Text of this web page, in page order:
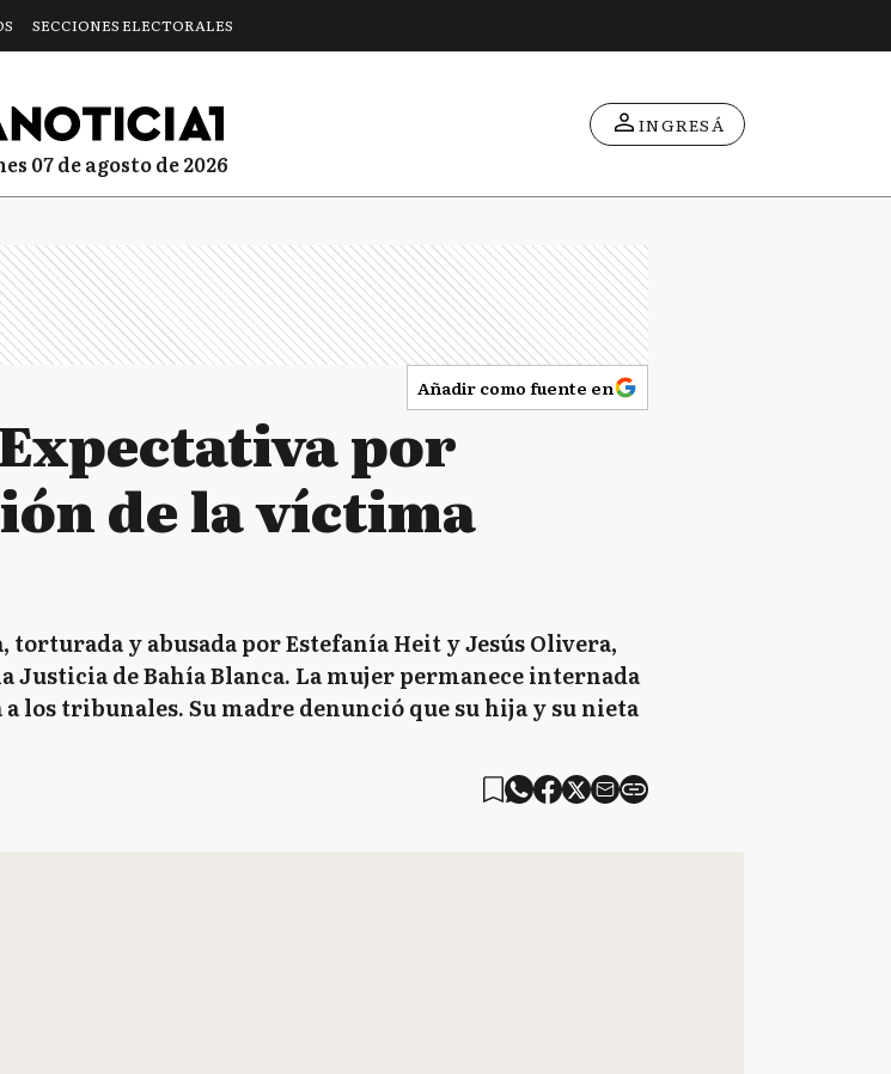
SECCIONES ELECTORALES
07 de agosto de 2026
INGRESÁ
Añadir como fuente en
por
de la víctima
y abusada por Estefanía Heit y Jesús Olivera,
de Bahía Blanca. La mujer permanece internada
los tribunales. Su madre denunció que su hija y su nieta